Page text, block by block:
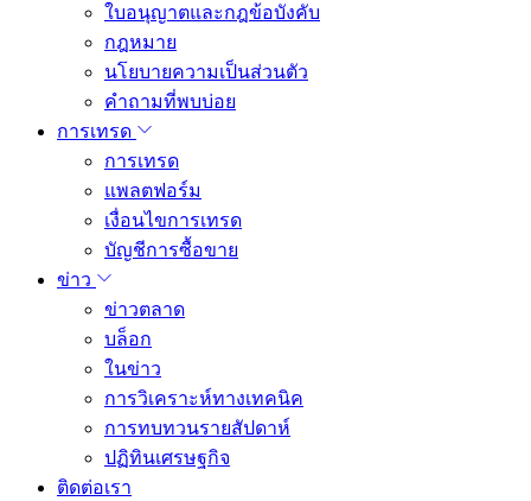
ใบอนุญาตและกฎข้อบังคับ
กฎหมาย
นโยบายความเป็นส่วนตัว
คำถามที่พบบ่อย
การเทรด
การเทรด
แพลตฟอร์ม
เงื่อนไขการเทรด
บัญชีการซื้อขาย
ข่าว
ข่าวตลาด
บล็อก
ในข่าว
การวิเคราะห์ทางเทคนิค
การทบทวนรายสัปดาห์
ปฏิทินเศรษฐกิจ
ติดต่อเรา